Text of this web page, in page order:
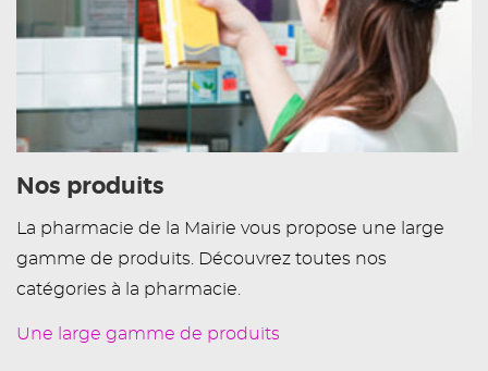
Nos produits
La pharmacie de la Mairie vous propose une large
gamme de produits. Découvrez toutes nos
catégories à la pharmacie.
Une large gamme de produits